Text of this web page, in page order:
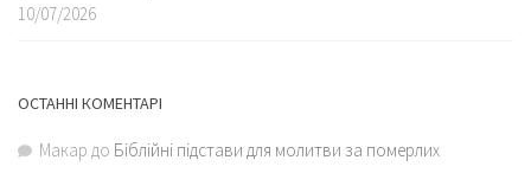
10/07/2026
ОСТАННІ КОМЕНТАРІ
Макар до Біблійні підстави для молитви за померлих